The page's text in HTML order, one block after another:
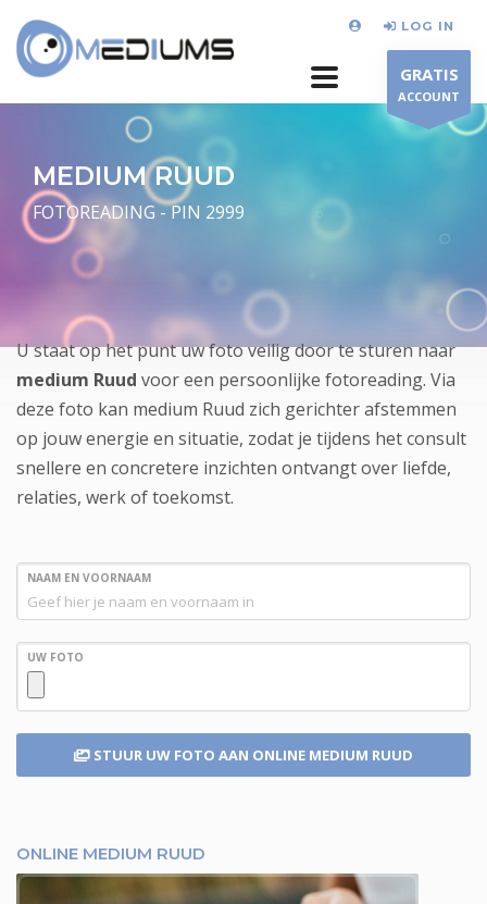
LOG IN
GRATIS
ACCOUNT
MEDIUM RUUD
FOTOREADING - PIN 2999
U staat op het punt uw foto veilig door te sturen naar
medium Ruud voor een persoonlijke fotoreading. Via
deze foto kan medium Ruud zich gerichter afstemmen
op jouw energie en situatie, zodat je tijdens het consult
snellere en concretere inzichten ontvangt over liefde,
relaties, werk of toekomst.
NAAM EN VOORNAAM
UW FOTO
STUUR UW FOTO AAN ONLINE MEDIUM RUUD
ONLINE MEDIUM RUUD